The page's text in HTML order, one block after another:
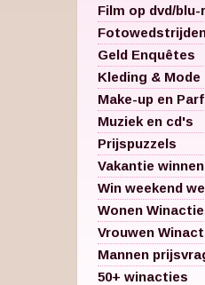
Film op dvd/blu-
Geld Enquêtes
Kleding & Mode
Make-up en
Muziek en cd's
Prijspuzzels
Vakantie winnen
Win weekend
Wonen
Vrouwen
Mannen
50+ winacties